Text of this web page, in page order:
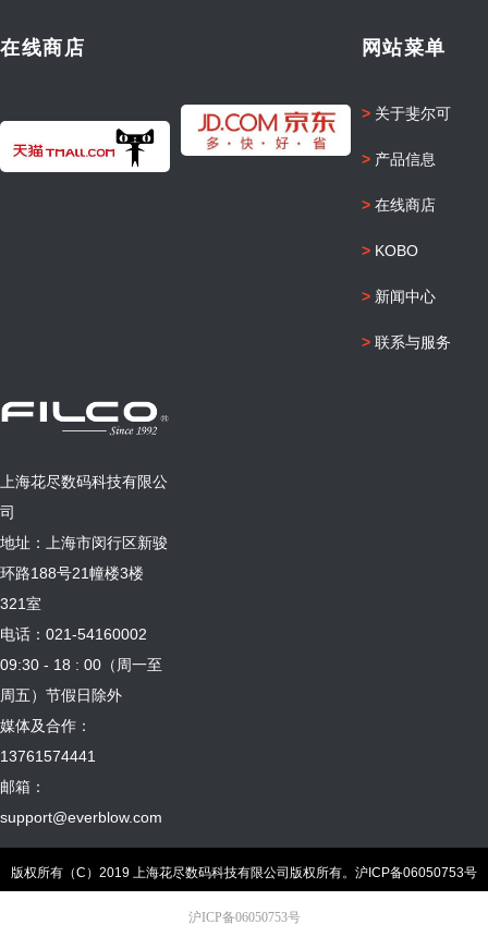
网站菜单
>关于斐尔可
>产品信息
>在线商店
>KOBO
>新闻中心
>联系与服务
在线商店
上海花尽数码科技有限公
司
地址：上海市闵行区新骏
环路188号21幢楼3楼
321室
电话：021-54160002
09:30 - 18 : 00（周一至
周五）节假日除外
媒体及合作：
13761574441
邮箱：
support@everblow.com
版权所有（C）2019 上海花尽数码科技有限公司版权所有。 沪ICP备06050753号
沪ICP备06050753号